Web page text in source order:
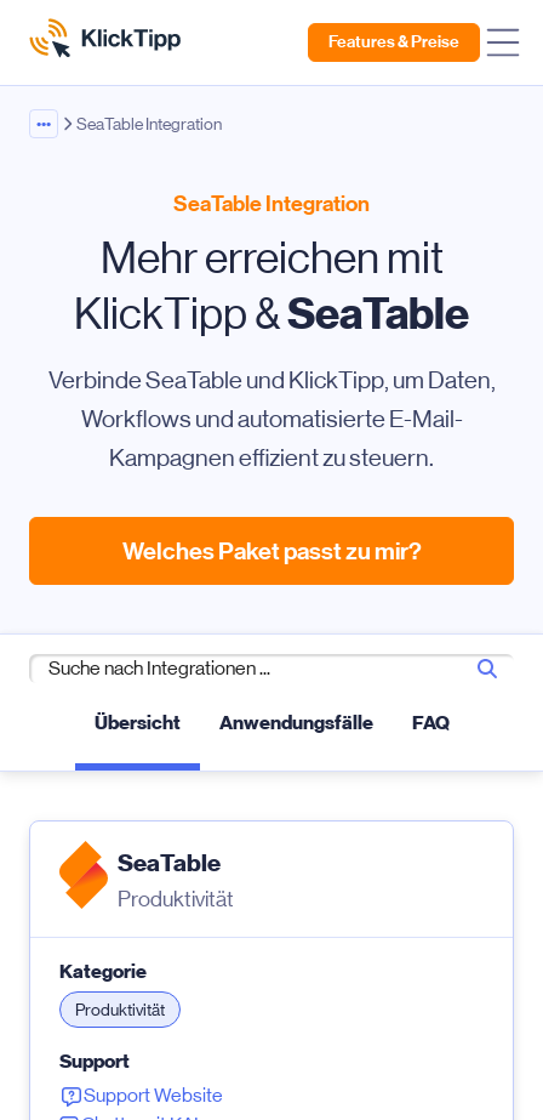
Features & Preise
••• SeaTable Integration
SeaTable Integration
Mehr erreichen mit
KlickTipp &SeaTable
Verbinde SeaTable und KlickTipp, um Daten,
Workflows und automatisierte E-Mail-
Kampagnen effizient zu steuern.
Welches Paket passt zu mir?
Übersicht Anwendungsfälle FAQ
SeaTable
Produktivität
Kategorie
Produktivität
Support
Support Website